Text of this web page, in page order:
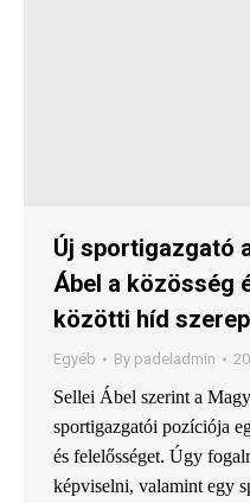
Új sportigazgató
Ábel a közösség
közötti híd
Egyéb By padeladmin
Sellei Ábel szerint a
sportigazgatói pozíciója
és felelősséget. Úgy
képviselni, valamint egy